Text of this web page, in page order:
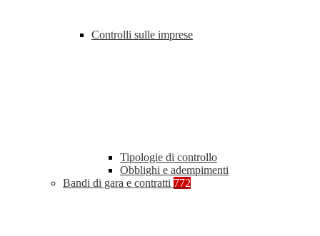
Controlli sulle imprese
Tipologie di controllo
Obblighi e adempimenti
Bandi di gara e contratti 772